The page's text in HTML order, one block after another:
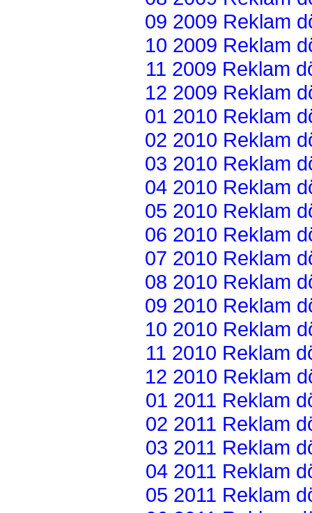
09 2009 Reklam
10 2009 Reklam
11 2009 Reklam
12 2009 Reklam
01 2010 Reklam
02 2010 Reklam
03 2010 Reklam
04 2010 Reklam
05 2010 Reklam
06 2010 Reklam
07 2010 Reklam
08 2010 Reklam
09 2010 Reklam
10 2010 Reklam
11 2010 Reklam
12 2010 Reklam
01 2011 Reklam
02 2011 Reklam
03 2011 Reklam
04 2011 Reklam
05 2011 Reklam